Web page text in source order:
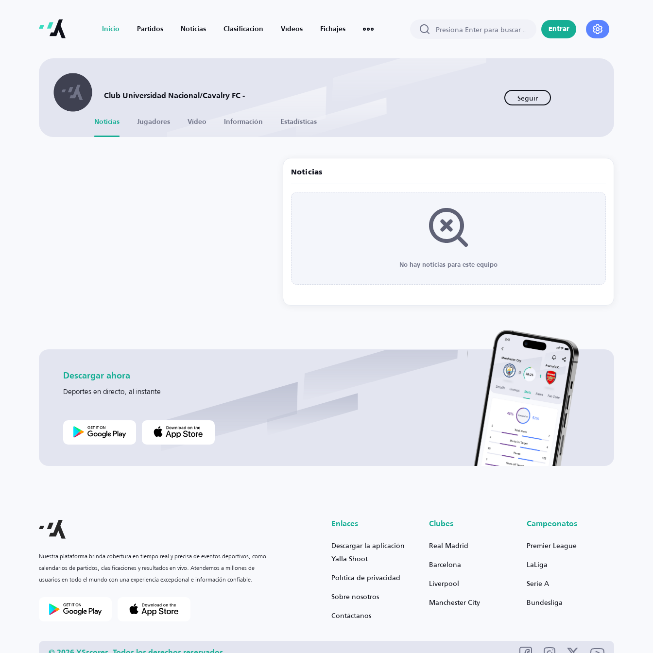
Inicio Partidos Noticias Clasificación Vídeos Fichajes Entrar
Club Universidad Nacional/Cavalry FC - Seguir
Noticias Jugadores Vídeo Información Estadísticas
Noticias
No hay noticias para este equipo
Descargar ahora
Deportes en directo, al instante
Nuestra plataforma brinda cobertura en tiempo real y precisa de eventos deportivos, como
calendarios de partidos, clasificaciones y resultados en vivo. Atendemos a millones de
usuarios en todo el mundo con una experiencia excepcional e información confiable.
Enlaces
Descargar la aplicación
Yalla Shoot
Política de privacidad
Sobre nosotros
Contáctanos
Clubes
Real Madrid
Barcelona
Liverpool
Manchester City
Campeonatos
Premier League
LaLiga
Serie A
Bundesliga